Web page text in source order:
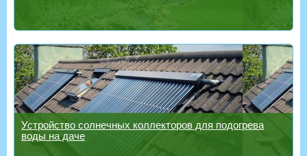
Устройство солнечных коллекторов для подогрева
воды на даче